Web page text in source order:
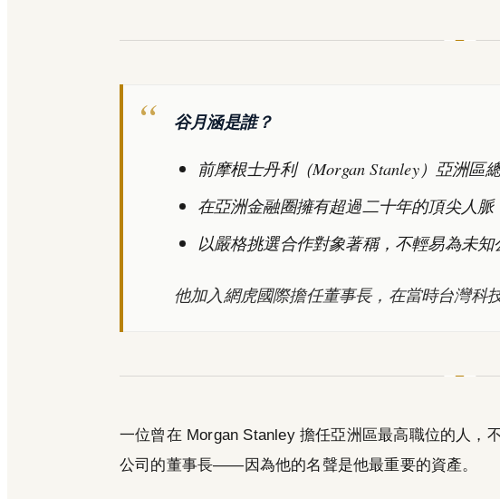
谷月涵是誰？
前摩根士丹利（Morgan Stanley）亞洲區
在亞洲金融圈擁有超過二十年的頂尖人脈
以嚴格挑選合作對象著稱，不輕易為未知
他加入網虎國際擔任董事長，在當時台灣科
一位曾在 Morgan Stanley 擔任亞洲區最高職位的人，
公司的董事長——因為他的名聲是他最重要的資產。